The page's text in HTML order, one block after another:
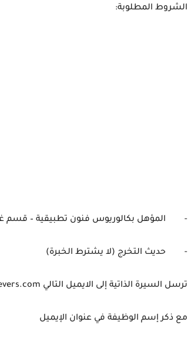
الشروط المطلوبة:
- المؤهل بكالوريوس فنون تطبيقية – قسم
- حديث التخرج (لا يشترط الخبرة)
ترسل السيرة الذاتية إلى الايميل التالي hr@orientalwevers.com
مع ذكر إسم الوظيفة في عنوان الإيميل